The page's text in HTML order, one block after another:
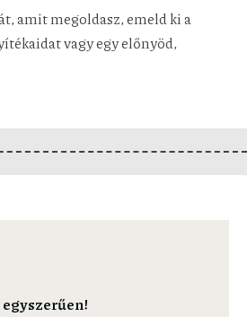
amit megoldasz, emeld ki a
vagy egy előnyöd,